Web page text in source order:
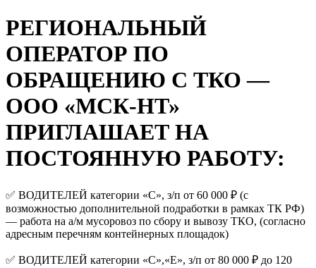
РЕГИОНАЛЬНЫЙ
ОПЕРАТОР ПО
ОБРАЩЕНИЮ С ТКО —
ООО «МСК-НТ»
ПРИГЛАШАЕТ НА
ПОСТОЯННУЮ РАБОТУ:
✅ ВОДИТЕЛЕЙ категории «С», з/п от 60 000 ₽ (с
возможностью дополнительной подработки в рамках ТК РФ)
— работа на а/м мусоровоз по сбору и вывозу ТКО, (согласно
адресным перечням контейнерных площадок)
✅ ВОДИТЕЛЕЙ категории «С»,«Е», з/п от 80 000 ₽ до 120